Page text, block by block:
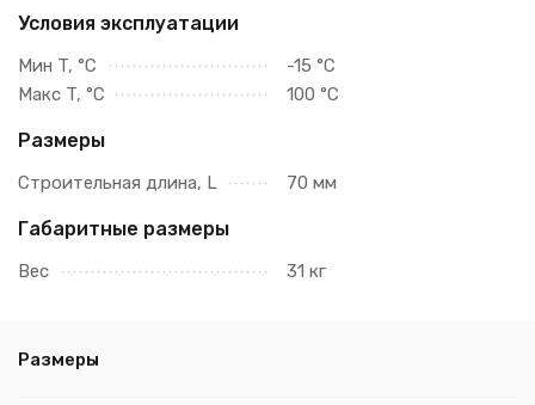
Условия эксплуатации
Мин T, °C
-15 °C
Макс T, °C
100 °C
Размеры
Строительная длина, L 70 мм
Габаритные размеры
Вес 31 кг
Размеры